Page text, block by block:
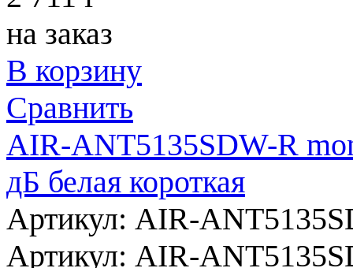
на заказ
В корзину
Сравнить
AIR-ANT5135SDW-R
дБ белая короткая
Артикул: AIR-
Артикул: AIR-